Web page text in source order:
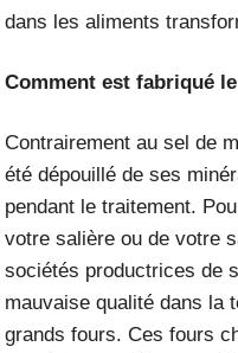
dans les aliments
Comment est fabriqué
Contrairement au sel de
été dépouillé de ses
pendant le traitement.
votre salière ou de votre
sociétés productrices de
mauvaise qualité dans la
grands fours. Ces fours